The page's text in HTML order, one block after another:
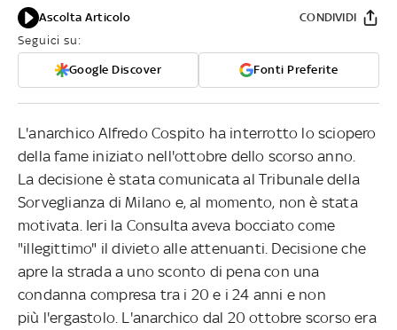
Ascolta Articolo
Seguici su:
Google Discover Fonti Preferite
CONDIVIDI
L'anarchico Alfredo Cospito ha interrotto lo sciopero
della fame iniziato nell'ottobre dello scorso anno.
La decisione è stata comunicata al Tribunale della
Sorveglianza di Milano e, al momento, non è stata
motivata. Ieri la Consulta aveva bocciato come
"illegittimo" il divieto alle attenuanti. Decisione che
apre la strada a uno sconto di pena con una
condanna compresa tra i 20 e i 24 anni e non
più l'ergastolo. L'anarchico dal 20 ottobre scorso era